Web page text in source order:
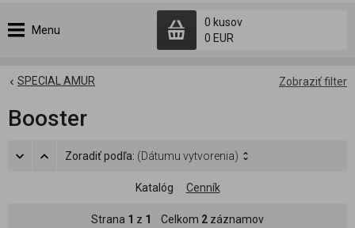
Menu
0 kusov
0 EUR
Zobraziť filter
SPECIAL AMUR
Booster
Zoradiť podľa: (Dátumu vytvorenia)
Katalóg Cenník
Strana 1 z 1 Celkom 2 záznamov